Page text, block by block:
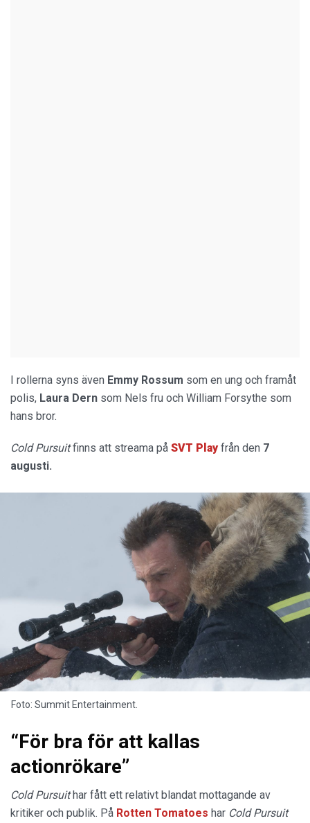
I rollerna syns även Emmy Rossum som en ung och framåt
polis, Laura Dern som Nels fru och William Forsythe som
hans bror.
Cold Pursuitfinns att streama på SVT Playfrån den 7
augusti.
Foto: Summit Entertainment.
“För bra för att kallas
actionrökare”
Cold Pursuithar fått ett relativt blandat mottagande av
kritiker och publik. På Rotten Tomatoes har Cold Pursuit